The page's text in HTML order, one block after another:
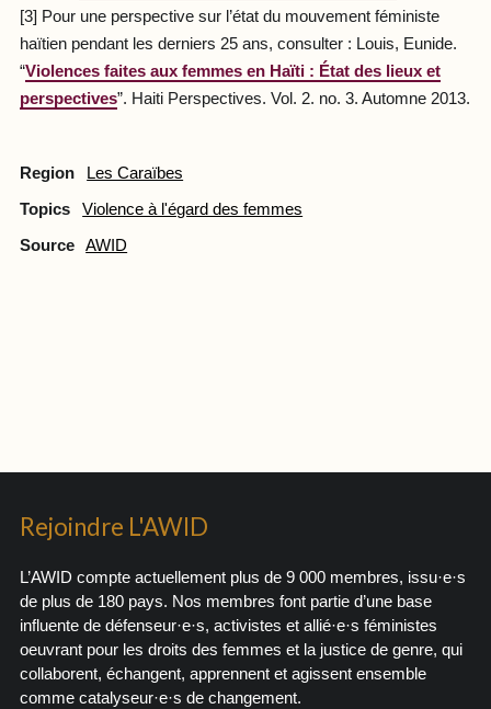
[3] Pour une perspective sur l’état du mouvement féministe
haïtien pendant les derniers 25 ans, consulter : Louis, Eunide.
“Violences faites aux femmes en Haïti : État des lieux et
perspectives”. Haiti Perspectives. Vol. 2. no. 3. Automne 2013.
Region Les Caraïbes
Topics Violence à l'égard des femmes
Source AWID
Rejoindre L'AWID
L’AWID compte actuellement plus de 9 000 membres, issu·e·s
de plus de 180 pays. Nos membres font partie d’une base
influente de défenseur·e·s, activistes et allié·e·s féministes
oeuvrant pour les droits des femmes et la justice de genre, qui
collaborent, échangent, apprennent et agissent ensemble
comme catalyseur·e·s de changement.